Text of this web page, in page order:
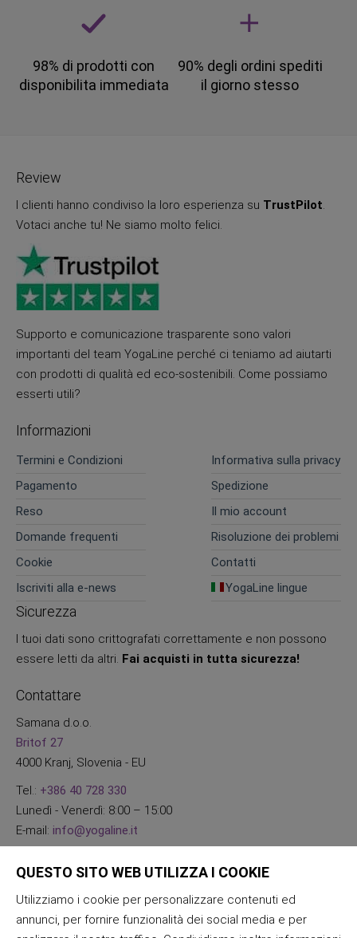
98% di prodotti con
disponibilita immediata
90% degli ordini spediti
il giorno stesso
Review
I clienti hanno condiviso la loro esperienza su TrustPilot.
Votaci anche tu! Ne siamo molto felici.
Supporto e comunicazione trasparente sono valori
importanti del team YogaLine perché ci teniamo ad aiutarti
con prodotti di qualità ed eco-sostenibili. Come possiamo
esserti utili?
Informazioni
Termini e Condizioni
Informativa sulla privacy
Pagamento
Spedizione
Reso
Il mio account
Domande frequenti
Risoluzione dei problemi
Cookie
Contatti
Iscriviti alla e-news
YogaLine lingue
Sicurezza
I tuoi dati sono crittografati correttamente e non possono
essere letti da altri. Fai acquisti in tutta sicurezza!
Contattare
Samana d.o.o.
Britof 27
4000 Kranj, Slovenia - EU
Tel.: +386 40 728 330
Lunedì - Venerdì: 8:00 – 15:00
E-mail: info@yogaline.it
QUESTO SITO WEB UTILIZZA I COOKIE
Utilizziamo i cookie per personalizzare contenuti ed
annunci, per fornire funzionalità dei social media e per